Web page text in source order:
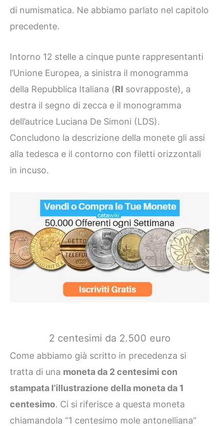
di numismatica. Ne abbiamo parlato nel capitolo
precedente.
Intorno 12 stelle a cinque punte rappresentanti
l’Unione Europea, a sinistra il monogramma
della Repubblica Italiana (RI sovrapposte), a
destra il segno di zecca e il monogramma
dell’autrice Luciana De Simoni (LDS).
Concludono la descrizione della monete gli assi
alla tedesca e il contorno con filetti orizzontali
in incuso.
2 centesimi da 2.500 euro
Come abbiamo già scritto in precedenza si
tratta di una moneta da 2 centesimi con
stampata l’illustrazione della moneta da 1
centesimo. Ci si riferisce a questa moneta
chiamandola “1 centesimo mole antonelliana”